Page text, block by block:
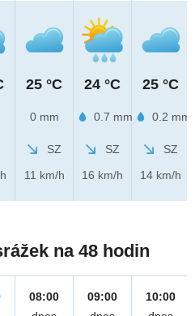
25 °C
0 mm
SZ
11 km/h
24 °C
0.7 mm
SZ
16 km/h
25 °C
0.2 mm
SZ
14 km/h
na 48 hodin
08:00
09:00
10:00